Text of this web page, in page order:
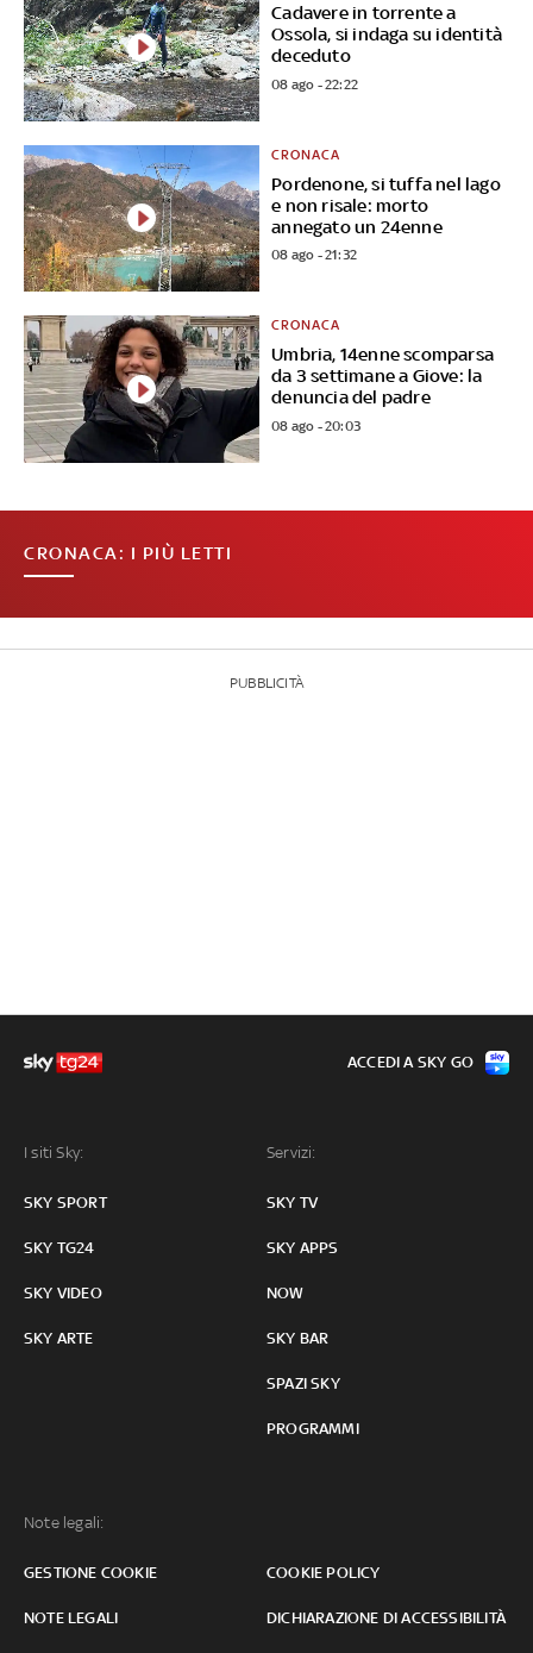
Cadavere in torrente a
Ossola, si indaga su identità
deceduto
08 ago - 22:22
Pordenone, si tuffa nel lago
e non risale: morto
annegato un 24enne
CRONACA
08 ago - 21:32
Umbria, 14enne scomparsa
da 3 settimane a Giove: la
denuncia del padre
CRONACA
08 ago - 20:03
CRONACA: I PIÙ LETTI
PUBBLICITÀ
I siti Sky:
SKY SPORT
SKY TG24
SKY VIDEO
SKY ARTE
Servizi:
SKY TV
SKY APPS
NOW
SKY BAR
SPAZI SKY
PROGRAMMI
Note legali:
GESTIONE COOKIE COOKIE POLICY
NOTE LEGALI DICHIARAZIONE DI ACCESSIBILITÀ
ACCEDI A SKY GO